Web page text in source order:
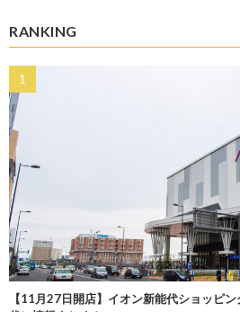
RANKING
【11月27日開店】イオン新能代ショッピ